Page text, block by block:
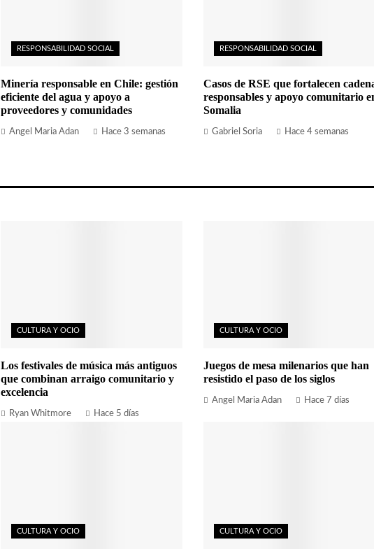
RESPONSABILIDAD SOCIAL
Minería responsable en Chile: gestión
eficiente del agua y apoyo a
proveedores y comunidades
Angel Maria Adan Hace 3 semanas
RESPONSABILIDAD SOCIAL
Casos de RSE que fortalecen
responsables y apoyo comunitario
Somalia
Gabriel Soria Hace 4 semanas
CULTURA Y OCIO
Los festivales de música más antiguos
que combinan arraigo comunitario y
excelencia
Ryan Whitmore Hace 5 días
CULTURA Y OCIO
Juegos de mesa milenarios que han
resistido el paso de los siglos
Angel Maria Adan Hace 7 días
CULTURA Y OCIO CULTURA Y OCIO